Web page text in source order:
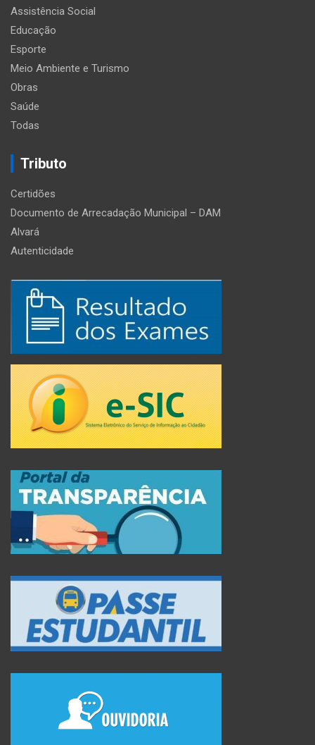
Assistência Social
Educação
Esporte
Meio Ambiente e Turismo
Obras
Saúde
Todas
Tributo
Certidões
Documento de Arrecadação Municipal – DAM
Alvará
Autenticidade